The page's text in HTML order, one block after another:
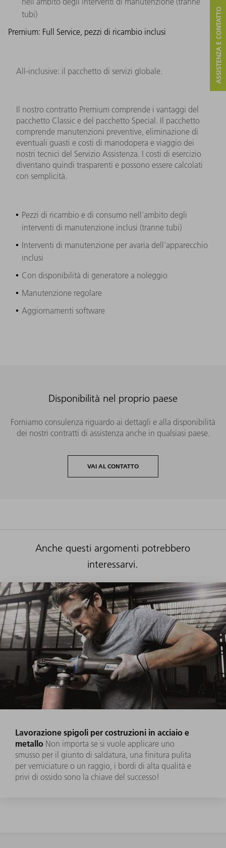
tubi)
Premium: Full Service, pezzi di ricambio inclusi
All-inclusive: il pacchetto di servizi globale.
Il nostro contratto Premium comprende i vantaggi del
pacchetto Classic e del pacchetto Special. Il pacchetto
comprende manutenzioni preventive, eliminazione di
eventuali guasti e costi di manodopera e viaggio dei
nostri tecnici del Servizio Assistenza. I costi di esercizio
diventano quindi trasparenti e possono essere calcolati
con semplicità.
Pezzi di ricambio e di consumo nell'ambito degli
interventi di manutenzione inclusi (tranne tubi)
Interventi di manutenzione per avaria dell'apparecchio
inclusi
Con disponibilità di generatore a noleggio
Manutenzione regolare
Aggiornamenti software
Disponibilità nel proprio paese
Forniamo consulenza riguardo ai dettagli e alla disponibilità
dei nostri contratti di assistenza anche in qualsiasi paese.
VAI AL CONTATTO
Anche questi argomenti potrebbero
interessarvi.
Lavorazione spigoli per costruzioni in acciaio e
metallo Non importa se si vuole applicare uno
smusso per il giunto di saldatura, una finitura pulita
per verniciature o un raggio, i bordi di alta qualità e
privi di ossido sono la chiave del successo!
ASSISTENZA E CONTATTO